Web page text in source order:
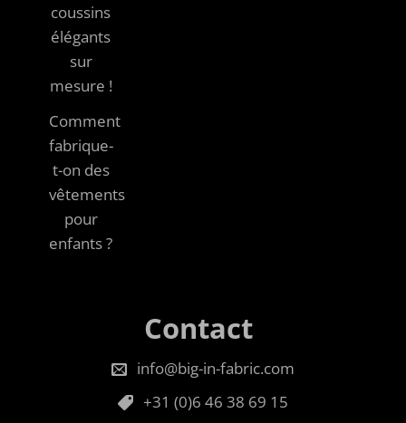
coussins
élégants
sur
mesure !
Comment
fabrique-
t-on des
vêtements
pour
enfants ?
Contact
info@big-in-fabric.com
+31 (0)6 46 38 69 15